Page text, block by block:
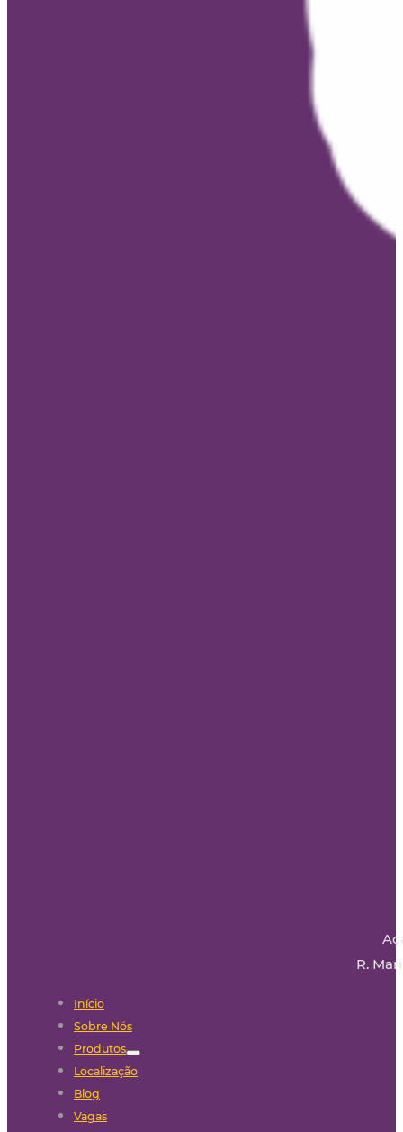
R.
Início
Sobre Nós
Produtos
Localização
Blog
Vagas